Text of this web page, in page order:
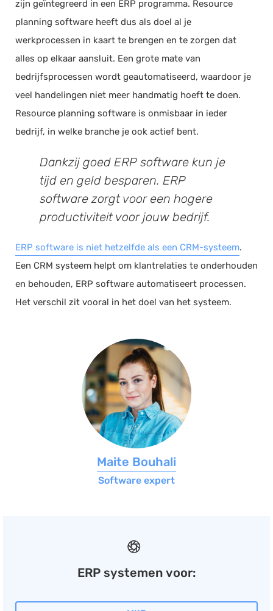
zijn geïntegreerd in een ERP programma. Resource
planning software heeft dus als doel al je
werkprocessen in kaart te brengen en te zorgen dat
alles op elkaar aansluit. Een grote mate van
bedrijfsprocessen wordt geautomatiseerd, waardoor je
veel handelingen niet meer handmatig hoeft te doen.
Resource planning software is onmisbaar in ieder
bedrijf, in welke branche je ook actief bent.
Dankzij goed ERP software kun je
tijd en geld besparen. ERP
software zorgt voor een hogere
productiviteit voor jouw bedrijf.
ERP software is niet hetzelfde als een CRM-systeem.
Een CRM systeem helpt om klantrelaties te onderhouden
en behouden, ERP software automatiseert processen.
Het verschil zit vooral in het doel van het systeem.
Maite Bouhali
Software expert
ERP systemen voor: